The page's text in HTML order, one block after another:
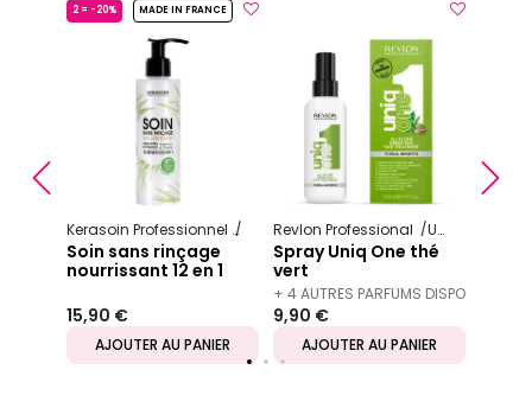
Vitamino Color
2 = -20% MADE IN FRANCE
Kerasoin Professionnel Nature Reconstructeur et nourrissant
Soin sans rinçage
nourrissant 12 en 1
15,90 €
AJOUTER AU PANIER
Revlon Professional Uniq One
Spray Uniq One thé
vert
+ 4 AUTRES PARFUMS DISPONIBLES
9,90 €
AJOUTER AU PANIER
Précédent